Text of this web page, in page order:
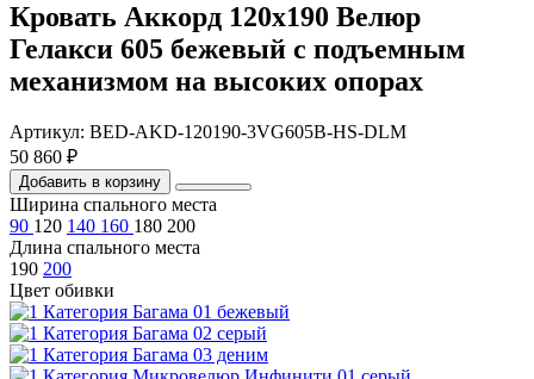
Кровать Аккорд 120х190 Велюр
Гелакси 605 бежевый с подъемным
механизмом на высоких опорах
Артикул: BED-AKD-120190-3VG605B-HS-DLM
50 860 ₽
Добавить в корзину
Ширина спального места
90 120 140 160 180 200
Длина спального места
190 200
Цвет обивки